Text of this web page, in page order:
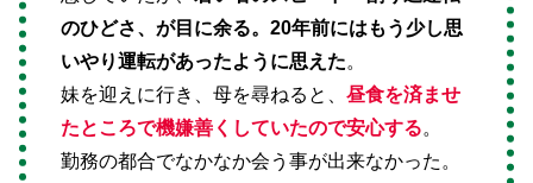
のひどさ、が目に余る。20年前にはもう少し思
いやり運転があったように思えた。
妹を迎えに行き、母を尋ねると、 昼食を済ませ
たところで機嫌善くしていたので安心する。
勤務の都合でなかなか会う事が出来なかった。